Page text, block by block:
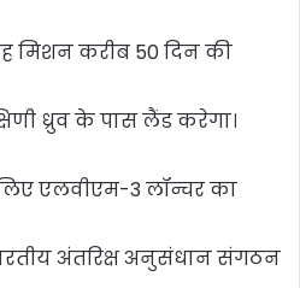
मिशन करीब 50 दिन की
ध्रुव के पास लैंड करेगा।
एलवीएम-3 लॉन्चर का
अंतरिक्ष अनुसंधान संगठन